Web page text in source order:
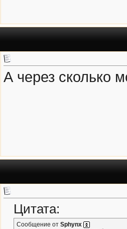
А через сколько
Цитата:
Сообщение от Sphynx